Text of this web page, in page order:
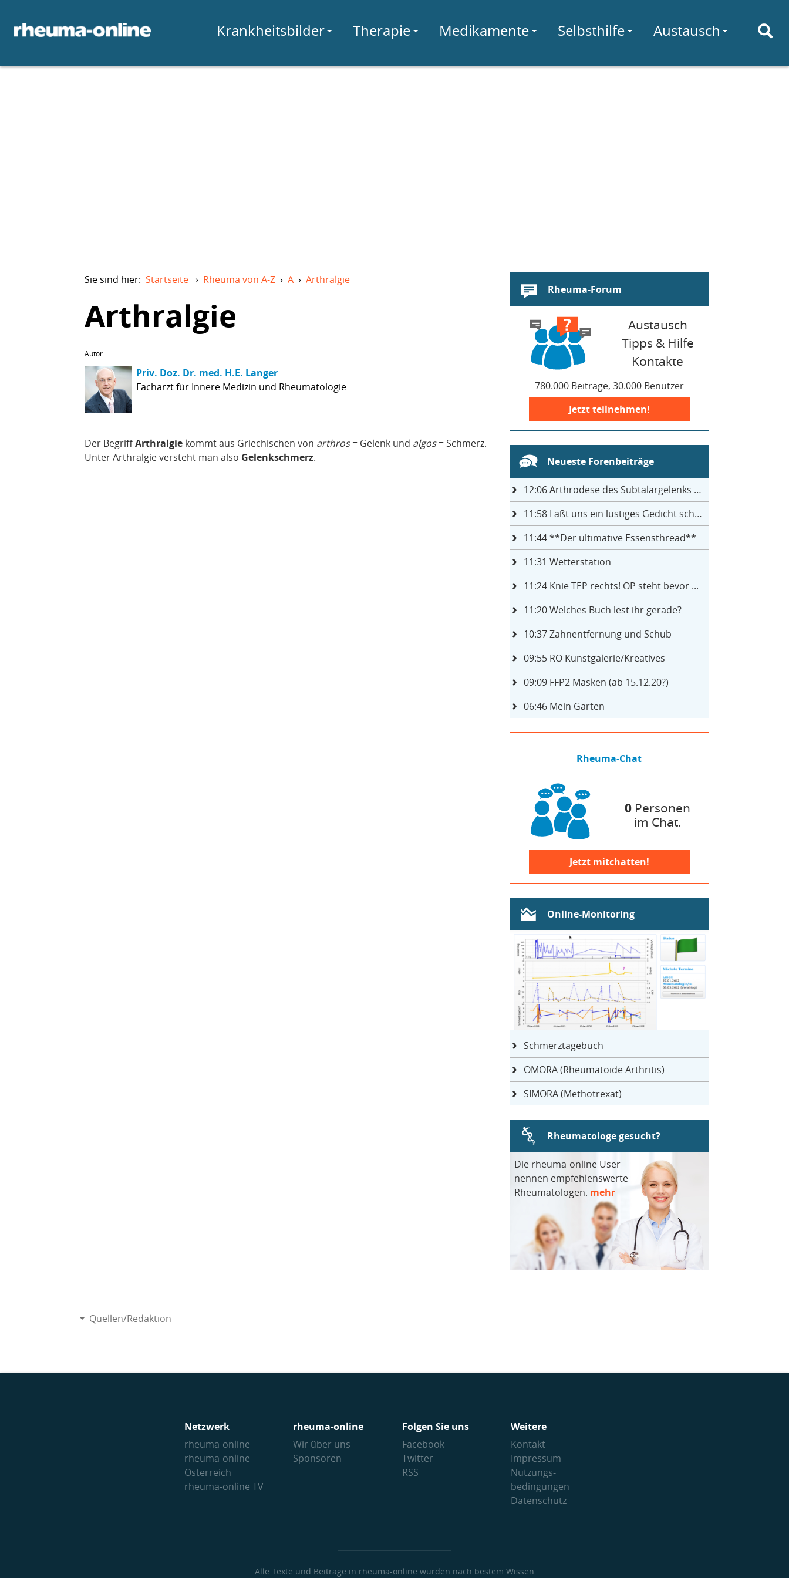
Krankheitsbilder Therapie Medikamente Selbsthilfe Austausch
Sie sind hier: Startseite › Rheuma von A-Z › A › Arthralgie
Arthralgie
Autor
Priv. Doz. Dr. med. H.E. Langer
Facharzt für Innere Medizin und Rheumatologie
Der BegriffArthralgie kommt aus Griechischen von arthros= Gelenk und algos= Schmerz.
Unter Arthralgie versteht man also Gelenkschmerz.
Rheuma-Forum
Austausch
Tipps & Hilfe
Kontakte
780.000 Beiträge, 30.000 Benutzer
Jetzt teilnehmen!
Neueste Forenbeiträge
12:06Arthrodese des Subtalargelenks mit 27
11:58Laßt uns ein lustiges Gedicht schreiben- jeder einen Satz
11:44**Der ultimative Essensthread**
11:31 Wetterstation
11:24Knie TEP rechts! OP steht bevor ...
11:20Welches Buch lest ihr gerade?
10:37Zahnentfernung und Schub
09:55RO Kunstgalerie/Kreatives
09:09FFP2 Masken (ab 15.12.20?)
06:46Mein Garten
Rheuma-Chat
0 Personen
im Chat.
Jetzt mitchatten!
Online-Monitoring
Schmerztagebuch
OMORA (Rheumatoide Arthritis)
SIMORA (Methotrexat)
Rheumatologe gesucht?
Die rheuma-online User
nennen empfehlenswerte
Rheumatologen. mehr
Quellen/Redaktion
Netzwerk
rheuma-online
rheuma-online
Österreich
rheuma-online TV
rheuma-online
Wir über uns
Sponsoren
Folgen Sie uns
Facebook
Twitter
RSS
Weitere
Kontakt
Impressum
Nutzungs­
bedingungen
Datenschutz
Alle Texte und Beiträge in rheuma-online wurden nach bestem Wissen